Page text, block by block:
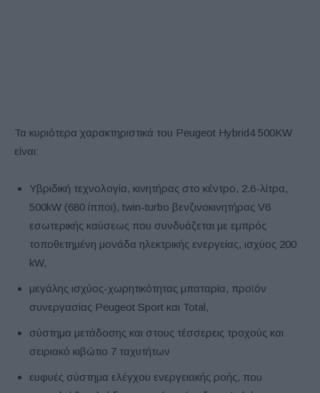
Τα κυριότερα χαρακτηριστικά του Peugeot Hybrid4 500KW
είναι:
Υβριδική τεχνολογία, κινητήρας στο κέντρο, 2.6-λίτρα,
500kW (680 ίπποι), twin-turbo βενζινοκινητήρας V6
εσωτερικής καύσεως που συνδυάζεται με εμπρός
τοποθετημένη μονάδα ηλεκτρικής ενεργείας, ισχύος 200
kW,
μεγάλης ισχύος-χωρητικότητας μπαταρία, προϊόν
συνεργασίας Peugeot Sport και Total,
σύστημα μετάδοσης και στους τέσσερεις τροχούς και
σειριακό κιβώτιο 7 ταχυτήτων
ευφυές σύστημα ελέγχου ενεργειακής ροής, που